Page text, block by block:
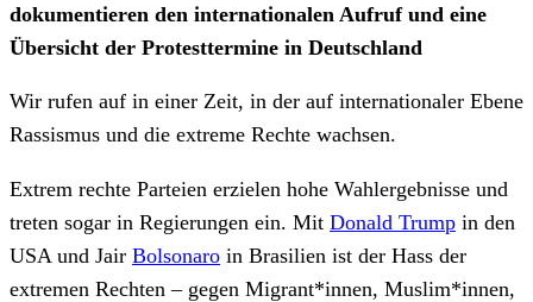
dokumentieren den internationalen Aufruf und eine
Übersicht der Protesttermine in Deutschland
Wir rufen auf in einer Zeit, in der auf internationaler Ebene
Rassismus und die extreme Rechte wachsen.
Extrem rechte Parteien erzielen hohe Wahlergebnisse und
treten sogar in Regierungen ein. Mit Donald Trump in den
USA und Jair Bolsonaro in Brasilien ist der Hass der
extremen Rechten – gegen Migrant*innen, Muslim*innen,